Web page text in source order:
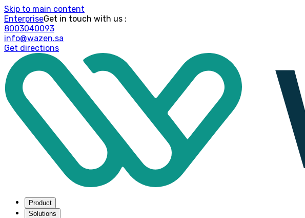
Skip to main content
Enterprise
: Get in touch with us
8003040093
info@wazen.sa
Get directions
Product
Solutions